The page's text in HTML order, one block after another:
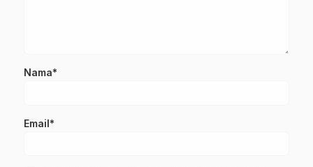
Nama*
Email*